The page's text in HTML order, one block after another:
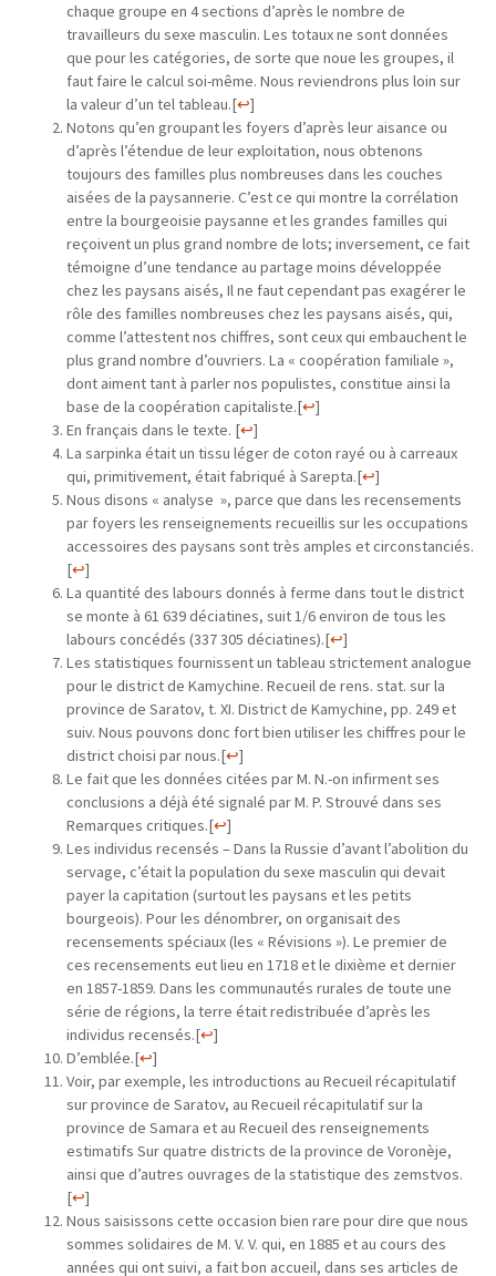
chaque groupe en 4 sections d’après le nombre de
travailleurs du sexe masculin. Les totaux ne sont données
que pour les catégories, de sorte que noue les groupes, il
faut faire le calcul soi-même. Nous reviendrons plus loin sur
la valeur d’un tel tableau.[↩]
Notons qu’en groupant les foyers d’après leur aisance ou
d’après l’étendue de leur exploitation, nous obtenons
toujours des familles plus nombreuses dans les couches
aisées de la paysannerie. C’est ce qui montre la corrélation
entre la bourgeoisie paysanne et les grandes familles qui
reçoivent un plus grand nombre de lots; inversement, ce fait
témoigne d’une tendance au partage moins développée
chez les paysans aisés, Il ne faut cependant pas exagérer le
rôle des familles nombreuses chez les paysans aisés, qui,
comme l’attestent nos chiffres, sont ceux qui embauchent le
plus grand nombre d’ouvriers. La « coopération familiale »,
dont aiment tant à parler nos populistes, constitue ainsi la
base de la coopération capitaliste.[↩]
En français dans le texte. [↩]
La sarpinka était un tissu léger de coton rayé ou à carreaux
qui, primitivement, était fabriqué à Sarepta.[↩]
Nous disons « analyse », parce que dans les recensements
par foyers les renseignements recueillis sur les occupations
accessoires des paysans sont très amples et circonstanciés.
[↩]
La quantité des labours donnés à ferme dans tout le district
se monte à 61 639 déciatines, suit 1/6 environ de tous les
labours concédés (337 305 déciatines).[↩]
Les statistiques fournissent un tableau strictement analogue
pour le district de Kamychine. Recueil de rens. stat. sur la
province de Saratov, t. XI. District de Kamychine, pp. 249 et
suiv. Nous pouvons donc fort bien utiliser les chiffres pour le
district choisi par nous.[↩]
Le fait que les données citées par M. N.-on infirment ses
conclusions a déjà été signalé par M. P. Strouvé dans ses
Remarques critiques.[↩]
Les individus recensés – Dans la Russie d’avant l’abolition du
servage, c’était la population du sexe masculin qui devait
payer la capitation (surtout les paysans et les petits
bourgeois). Pour les dénombrer, on organisait des
recensements spéciaux (les « Révisions »). Le premier de
ces recensements eut lieu en 1718 et le dixième et dernier
en 1857-1859. Dans les communautés rurales de toute une
série de régions, la terre était redistribuée d’après les
individus recensés.[↩]
D’emblée.[↩]
Voir, par exemple, les introductions au Recueil récapitulatif
sur province de Saratov, au Recueil récapitulatif sur la
province de Samara et au Recueil des renseignements
estimatifs Sur quatre districts de la province de Voronèje,
ainsi que d’autres ouvrages de la statistique des zemstvos.
[↩]
Nous saisissons cette occasion bien rare pour dire que nous
sommes solidaires de M. V. V. qui, en 1885 et au cours des
années qui ont suivi, a fait bon accueil, dans ses articles de